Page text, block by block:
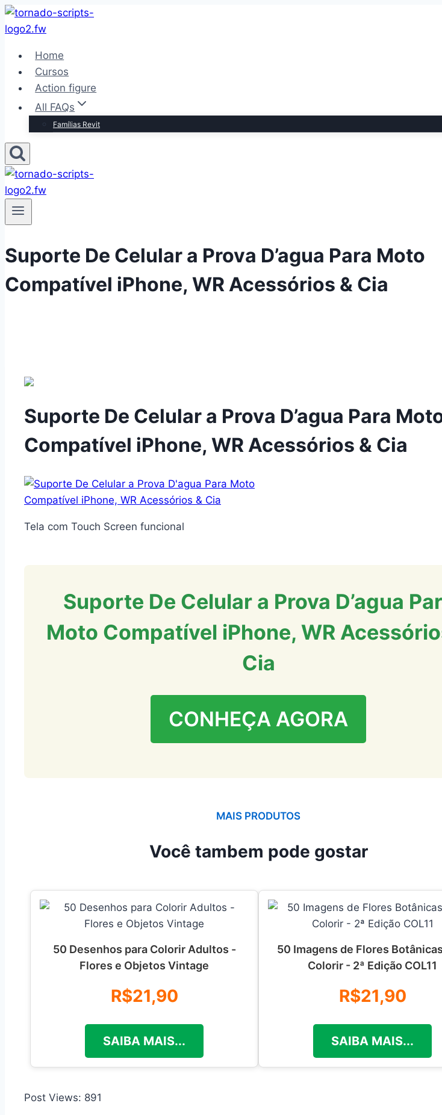
Pular
para
Conteúdo
Home
Cursos
Action figure
All FAQs
Famílias Revit
Suporte De Celular a Prova D’agua Para Moto
Compatível iPhone, WR Acessórios & Cia
Suporte De Celular a Prova D’agua Para
Compatível iPhone, WR Acessórios & Cia
Tela com Touch Screen funcional
Suporte De Celular a Prova D’agua
Moto Compatível iPhone, WR
Cia
CONHEÇA AGORA
MAIS PRODUTOS
Você tambem pode gostar
50 Desenhos para Colorir Adultos -
Flores e Objetos Vintage
R$21,90
SAIBA MAIS...
50 Imagens de Flores
Colorir - 2ª Edição COL11
R$21,90
SAIBA MAIS...
Post Views: 891